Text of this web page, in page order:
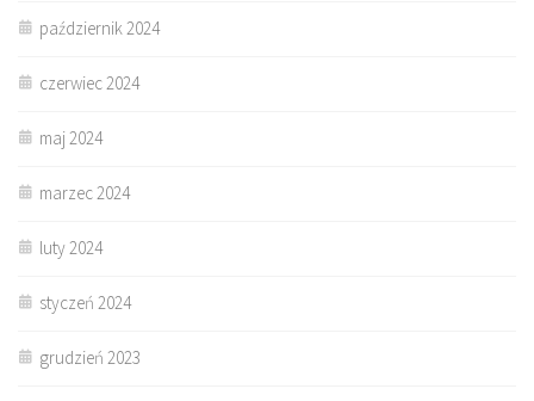
październik 2024
czerwiec 2024
maj 2024
marzec 2024
luty 2024
styczeń 2024
grudzień 2023